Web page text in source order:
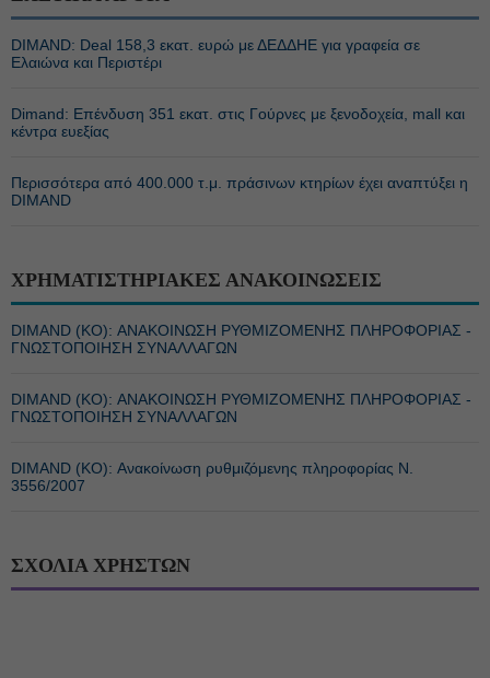
DIMAND: Deal 158,3 εκατ. ευρώ με ΔΕΔΔΗΕ για γραφεία σε
Ελαιώνα και Περιστέρι
Dimand: Επένδυση 351 εκατ. στις Γούρνες με ξενοδοχεία, mall και
κέντρα ευεξίας
Περισσότερα από 400.000 τ.μ. πράσινων κτηρίων έχει αναπτύξει η
DIMAND
ΧΡΗΜΑΤΙΣΤΗΡΙΑΚΕΣ ΑΝΑΚΟΙΝΩΣΕΙΣ
DIMAND (ΚΟ): ΑΝΑΚΟΙΝΩΣΗ ΡΥΘΜΙΖΟΜΕΝΗΣ ΠΛΗΡΟΦΟΡΙΑΣ -
ΓΝΩΣΤΟΠΟΙΗΣΗ ΣΥΝΑΛΛΑΓΩΝ
DIMAND (ΚΟ): ΑΝΑΚΟΙΝΩΣΗ ΡΥΘΜΙΖΟΜΕΝΗΣ ΠΛΗΡΟΦΟΡΙΑΣ -
ΓΝΩΣΤΟΠΟΙΗΣΗ ΣΥΝΑΛΛΑΓΩΝ
DIMAND (ΚΟ): Ανακοίνωση ρυθμιζόμενης πληροφορίας Ν.
3556/2007
ΣΧΟΛΙΑ ΧΡΗΣΤΩΝ